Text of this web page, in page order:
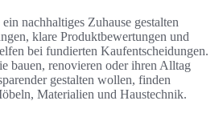
nachhaltiges Zuhause gestalten
klare Produktbewertungen und
bei fundierten Kaufentscheidungen.
bauen, renovieren oder ihren Alltag
gestalten wollen, finden
Materialien und Haustechnik.